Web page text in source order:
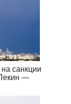
санкции
—